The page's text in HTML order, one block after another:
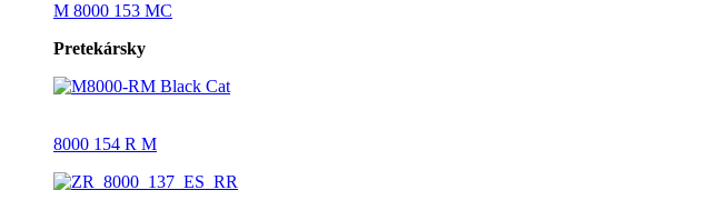
M 8000 153 MC
Pretekársky
8000 154 R M